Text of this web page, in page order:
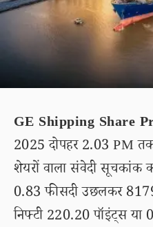
GE Shipping Share
2025 दोपहर 2.03 PM
शेयरों वाला संवेदी सूचकांक
0.83 फीसदी उछलकर
निफ्टी 220.20 पॉइंट्स